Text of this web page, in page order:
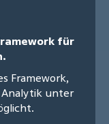
für
Framework,
unter